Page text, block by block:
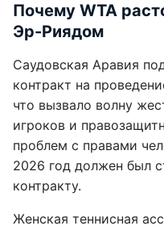
Почему WTA
Эр-Риядом
Саудовская Аравия
контракт на
что вызвало волну
игроков и
проблем с правами
2026 год должен был
контракту.
Женская теннисная